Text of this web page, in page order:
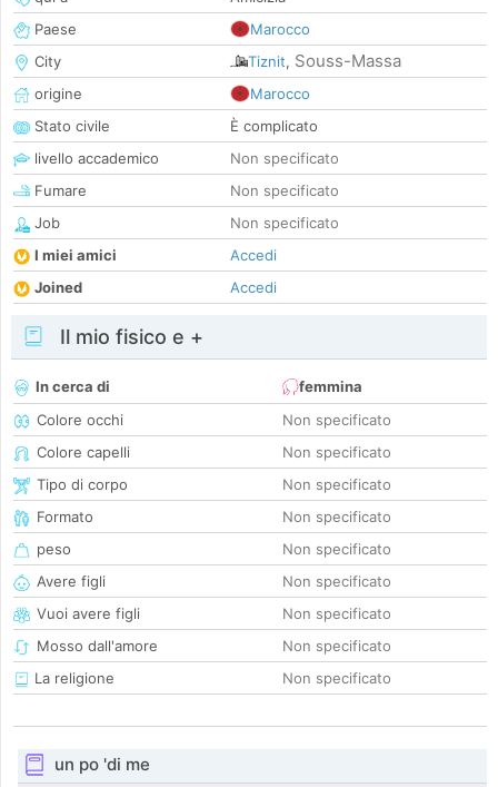
Paese
Marocco
City
Tiznit, Souss-Massa
origine
Marocco
Stato civile
È complicato
livello accademico
Non specificato
Fumare
Non specificato
Job
Non specificato
I miei amici
Accedi
Joined
Accedi
Il mio fisico e +
In cerca di
femmina
Colore occhi
Non specificato
Colore capelli
Non specificato
Tipo di corpo
Non specificato
Formato
Non specificato
peso
Non specificato
Avere figli
Non specificato
Vuoi avere figli
Non specificato
Mosso dall'amore
Non specificato
La religione
Non specificato
un po 'di me